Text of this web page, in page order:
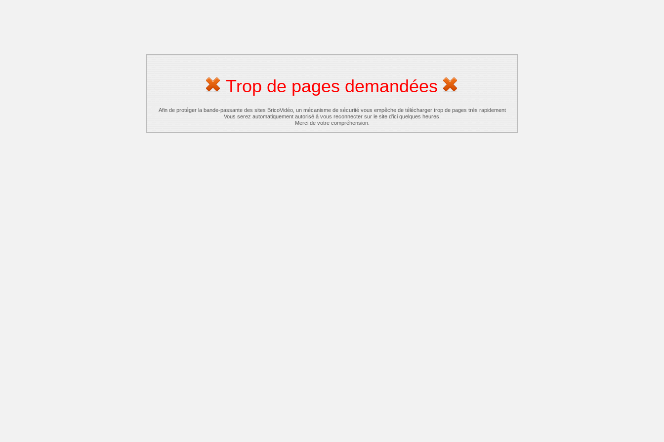
Trop de pages demandées
Afin de protéger la bande-passante des sites BricoVidéo, un mécanisme de sécurité vous empêche de télécharger trop de pages très rapidement
Vous serez automatiquement autorisé à vous reconnecter sur le site d'ici quelques heures.
Merci de votre compréhension.